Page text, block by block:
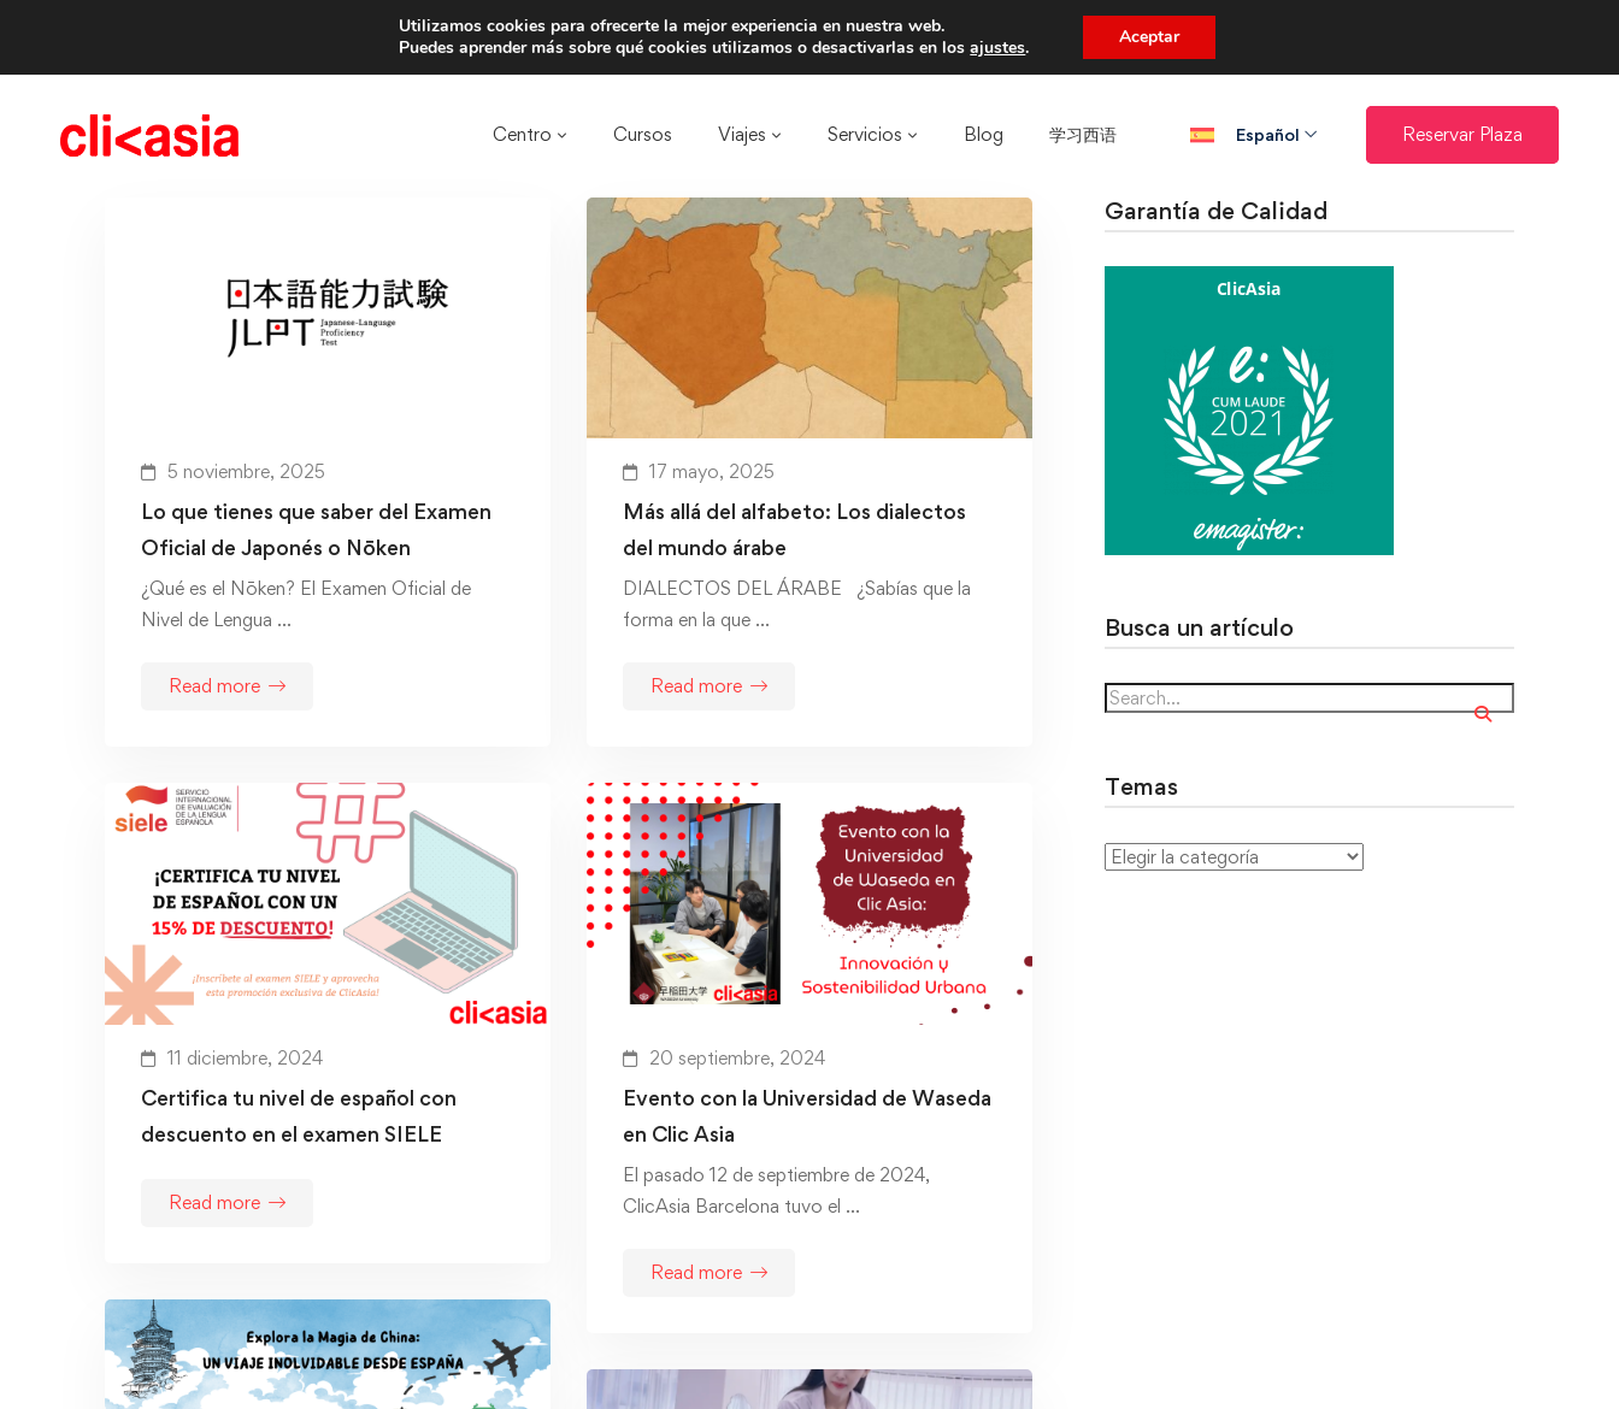
Trae a un amigo y llevaos un total de 75€ de descuento.
Centro Cursos Viajes Servicios Blog 学习西语​ Español Reservar Plaza
5 noviembre, 2025
Lo que tienes que saber del Examen
Oficial de Japonés o Nōken
¿Qué es el Nōken? El Examen Oficial de
Nivel de Lengua …
Read more
17 mayo, 2025
Más allá del alfabeto: Los dialectos
del mundo árabe
DIALECTOS DEL ÁRABE ¿Sabías que la
forma en la que …
Read more
11 diciembre, 2024
Certifica tu nivel de español con
descuento en el examen SIELE
Read more
20 septiembre, 2024
Evento con la Universidad de Waseda
en Clic Asia
El pasado 12 de septiembre de 2024,
ClicAsia Barcelona tuvo el …
Read more
Garantía de Calidad
Busca un artículo
Temas
Utilizamos cookies para ofrecerte la mejor experiencia en nuestra web.
Puedes aprender más sobre qué cookies utilizamos o desactivarlas en losajustes. Aceptar